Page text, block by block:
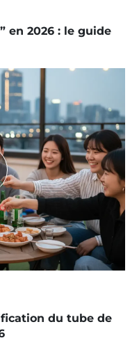
en 2026 : le guide
du tube de